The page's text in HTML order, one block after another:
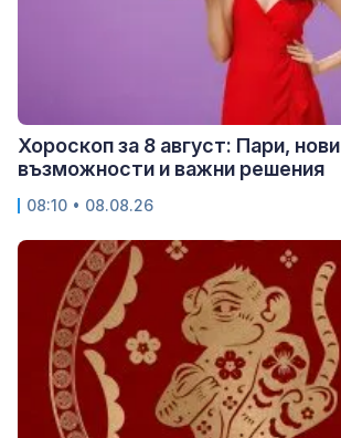
Хороскоп за 8 август: Пари, нови
възможности и важни решения
08:10 • 08.08.26